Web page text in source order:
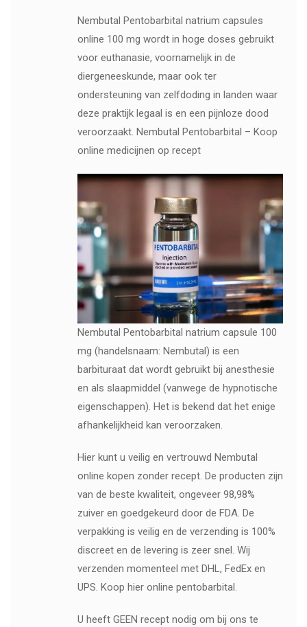
Nembutal Pentobarbital natrium capsules
online 100 mg wordt in hoge doses gebruikt
voor euthanasie, voornamelijk in de
diergeneeskunde, maar ook ter
ondersteuning van zelfdoding in landen waar
deze praktijk legaal is en een pijnloze dood
veroorzaakt. Nembutal Pentobarbital – Koop
online medicijnen op recept
Nembutal Pentobarbital natrium capsule 100
mg (handelsnaam: Nembutal) is een
barbituraat dat wordt gebruikt bij anesthesie
en als slaapmiddel (vanwege de hypnotische
eigenschappen). Het is bekend dat het enige
afhankelijkheid kan veroorzaken.
Hier kunt u veilig en vertrouwd Nembutal
online kopen zonder recept. De producten zijn
van de beste kwaliteit, ongeveer 98,98%
zuiver en goedgekeurd door de FDA. De
verpakking is veilig en de verzending is 100%
discreet en de levering is zeer snel. Wij
verzenden momenteel met DHL, FedEx en
UPS. Koop hier online pentobarbital.
U heeft GEEN recept nodig om bij ons te